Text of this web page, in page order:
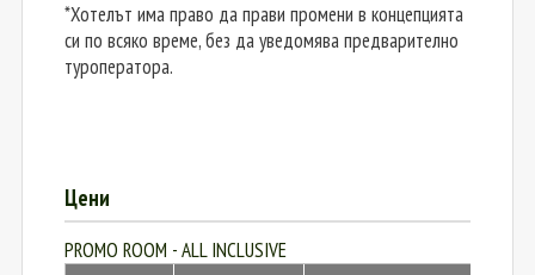
*Хотелът има право да прави промени в концепцията
си по всяко време, без да уведомява предварително
туроператора.
Цени
PROMO ROOM - ALL INCLUSIVE